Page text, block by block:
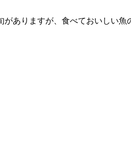
ありますが、食べておいしい